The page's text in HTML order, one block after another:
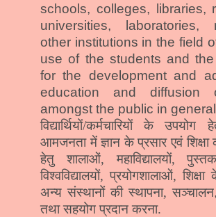
schools, colleges, libraries,
universities, laboratories,
other institutions in the field
use of the students and
for the development and
education and diffusion
amongst the public in
विद्यार्थियों/कर्मचारियों के
आमजनता में ज्ञान के प्रसार एवं शिक्षा
हेतु शालाओं, महाविद्यालयों,
विश्वविद्यालयों, प्रयोगशालाओं,
अन्य संस्थानों की स्थापना, सञ्चालन
तथा सहयोग प्रदान करना.